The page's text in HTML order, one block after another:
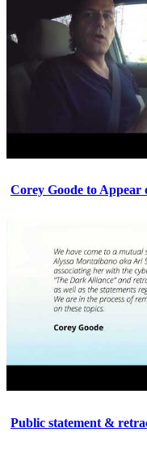
Corey Goode to Appear
Public statement &